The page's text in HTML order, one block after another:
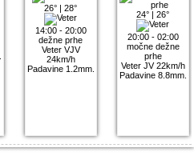
26° |28°
14:00 - 20:00
dežne prhe
Veter VJV
24km/h
Padavine 1.2mm.
24° |26°
20:00 - 02:00
močne dežne
prhe
Veter JV 22km/h
Padavine 8.8mm.